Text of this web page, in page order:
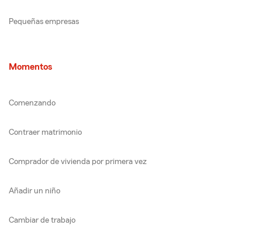
Pequeñas empresas
Momentos
Comenzando
Contraer matrimonio
Comprador de vivienda por primera vez
Añadir un niño
Cambiar de trabajo